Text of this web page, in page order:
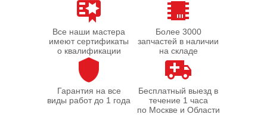
Все наши мастера
имеют сертификаты
о квалификации
Более 3000
запчастей в наличии
на складе
Гарантия на все
виды работ до 1 года
Бесплатный выезд в
течение 1 часа
по Москве и Области